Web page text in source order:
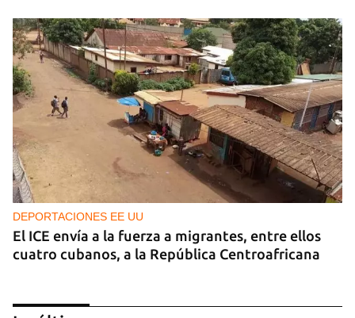
DEPORTACIONES EE UU
El ICE envía a la fuerza a migrantes, entre ellos
cuatro cubanos, a la República Centroafricana